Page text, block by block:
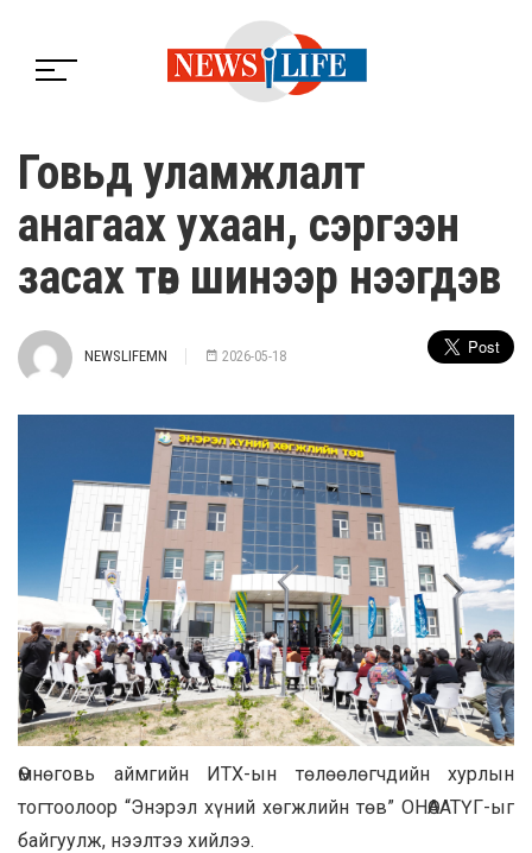
Говьд уламжлалт
анагаах ухаан, сэргээн
засах төв шинээр нээгдэв
NEWSLIFEMN 2026-05-18
Өмнөговь аймгийн ИТХ-ын төлөөлөгчдийн хурлын
тогтоолоор “Энэрэл хүний хөгжлийн төв” ОНӨААТҮГ-ыг
байгуулж, нээлтээ хийлээ.